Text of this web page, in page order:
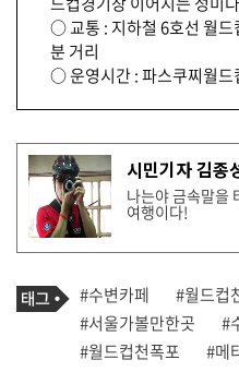
○ 교통 : 지하철 6호선 월드
분 거리
○ 운영시간 : 파스쿠찌월
기
사
작
성
자
프
필
시민기자 김종
나는야 금속말을
여행이다!
기
사
관
련
태
태
그
#수변카페 #월드컵
#서울가볼만한곳
#
#월드컵천폭포
#메